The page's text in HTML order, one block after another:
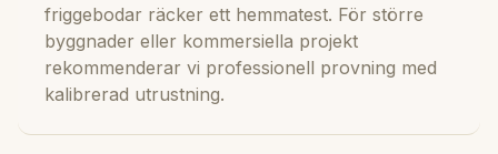
friggebodar räcker ett hemmatest. För större
byggnader eller kommersiella projekt
rekommenderar vi professionell provning med
kalibrerad utrustning.